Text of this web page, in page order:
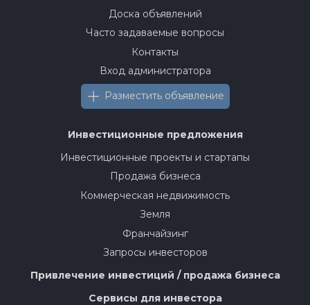
Доска объявлений
Часто задаваемые вопросы
Контакты
Вход администратора
Разместить объявление
Инвестиционные предложения
Инвестиционные проекты и стартапы
Продажа бизнеса
Коммерческая недвижимость
Земля
Франчайзинг
Запросы инвесторов
Привлечение инвестиций / продажа бизнеса
Сервисы для инвестора